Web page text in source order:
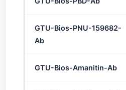
GTU-Bios-PNU-159682-
Ab
GTU-Bios-Amanitin-Ab